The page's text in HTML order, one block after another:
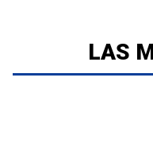
LAS